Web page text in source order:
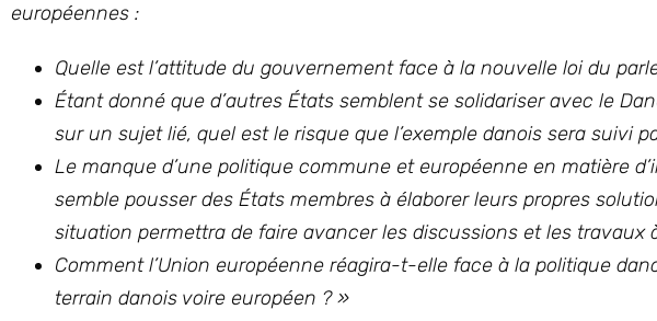
européennes :
Quelle est l’attitude du gouvernement face à la nouvelle loi du
Étant donné que d’autres États semblent se solidariser avec le
sur un sujet lié, quel est le risque que l’exemple danois sera suivi
Le manque d’une politique commune et européenne en matière
semble pousser des États membres à élaborer leurs propres
situation permettra de faire avancer les discussions et les travaux
Comment l’Union européenne réagira-t-elle face à la politique
terrain danois voire européen ?»